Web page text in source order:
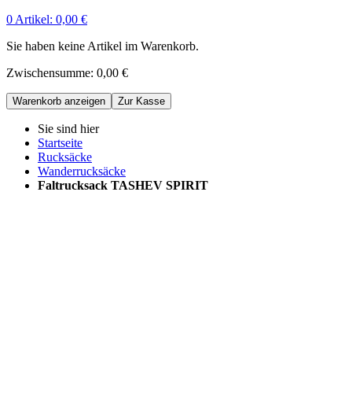
0 Artikel: 0,00 €
Sie haben keine Artikel im Warenkorb.
Zwischensumme: 0,00 €
Warenkorb anzeigen Zur Kasse
Sie sind hier
Startseite
Rucksäcke
Wanderrucksäcke
Faltrucksack TASHEV SPIRIT